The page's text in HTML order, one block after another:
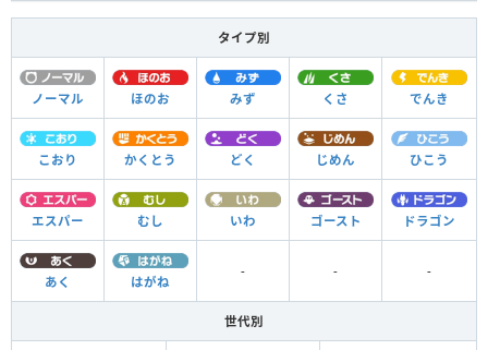
タイプ別
ノーマル ほのお みず くさ でんき
こおり かくとう どく じめん ひこう
エスパー むし いわ ゴースト ドラゴン
あく はがね
- - -
世代別